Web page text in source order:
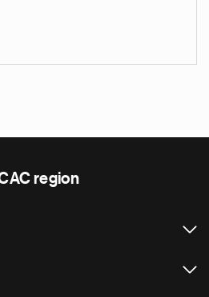
region